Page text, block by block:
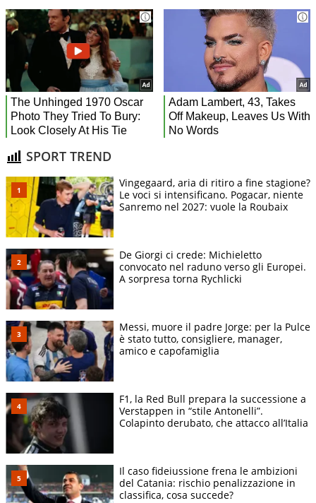
SPORT TREND
Vingegaard, aria di ritiro a fine stagione?
Le voci si intensificano. Pogacar, niente
Sanremo nel 2027: vuole la Roubaix
De Giorgi ci crede: Michieletto
convocato nel raduno verso gli Europei.
A sorpresa torna Rychlicki
Messi, muore il padre Jorge: per la Pulce
è stato tutto, consigliere, manager,
amico e capofamiglia
F1, la Red Bull prepara la successione a
Verstappen in “stile Antonelli”.
Colapinto derubato, che attacco all’Italia
Il caso fideiussione frena le ambizioni
del Catania: rischio penalizzazione in
classifica, cosa succede?